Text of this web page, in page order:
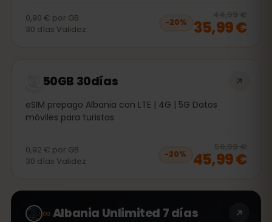
0,90 € por GB
30 días Validez
−20%
44,99 €
35,99 €
50GB 30días
eSIM prepago Albania con LTE | 4G | 5G Datos
móviles para turistas
0,92 € por GB
30 días Validez
−20%
56,99 €
45,99 €
∞Albania Unlimited 7 días